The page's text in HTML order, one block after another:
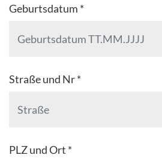
Geburtsdatum *
Straße und Nr *
PLZ und Ort *